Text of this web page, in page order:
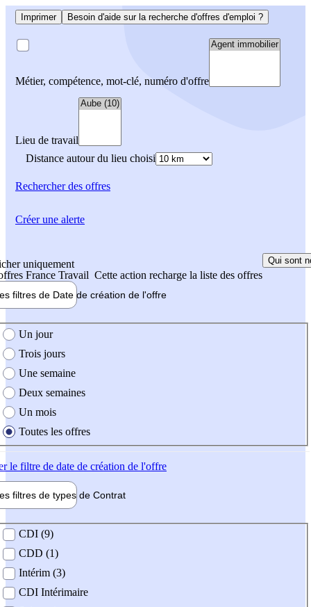
Imprimer Besoin d'aide sur la recherche d'offres d'emploi ?
Métier, compétence, mot-clé, numéro d'offre
Lieu de travail
Distance autour du lieu choisi
Rechercherdes offres
uniquement
France Travail Cette action recharge la liste des offres
Qui sont
filtres de Date de création de l'offre
création de l'offre
Un jour
Trois jours
Une semaine
Deux semaines
Un mois
Toutes les offres
le filtre de date de création de l'offre
filtres de types de Contrat
contrat
CDI (9)
CDD (1)
Intérim (3)
CDI Intérimaire
Créer une alerte